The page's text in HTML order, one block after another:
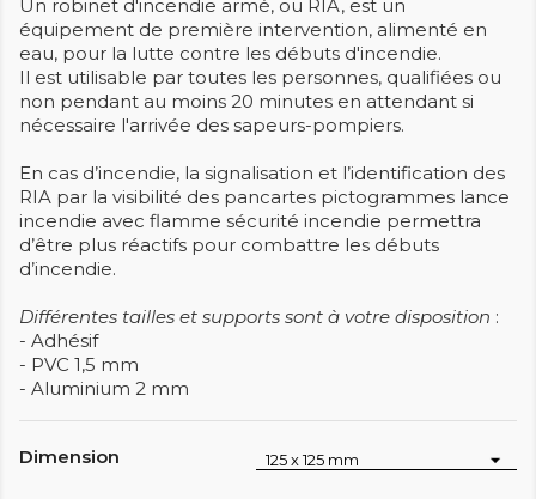
Un robinet d'incendie armé, ou RIA, est un
équipement de première intervention, alimenté en
eau, pour la lutte contre les débuts d'incendie.
Il est utilisable par toutes les personnes, qualifiées ou
non pendant au moins 20 minutes en attendant si
nécessaire l'arrivée des sapeurs-pompiers.
En cas d’incendie, la signalisation et l’identification des
RIA par la visibilité des pancartes pictogrammes lance
incendie avec flamme sécurité incendie permettra
d’être plus réactifs pour combattre les débuts
d’incendie.
Différentes tailles et supports sont à votre disposition :
- Adhésif
- PVC 1,5 mm
- Aluminium 2 mm
Dimension